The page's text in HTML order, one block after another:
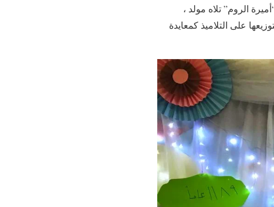
الروم” تلاه مولد ،
على التلاميذ كمعايدة